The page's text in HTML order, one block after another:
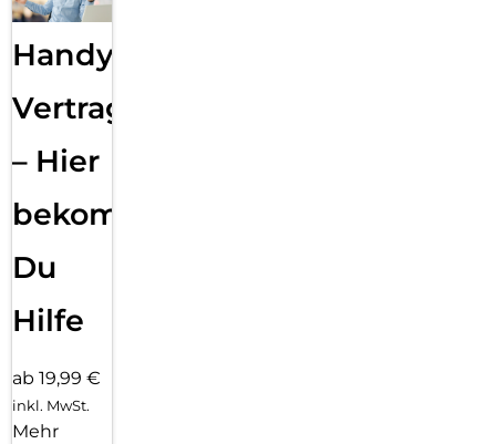
Handy
Vertragsabwicklung
– Hier
bekommst
Du
Hilfe
ab 19,99 €
inkl. MwSt.
Mehr